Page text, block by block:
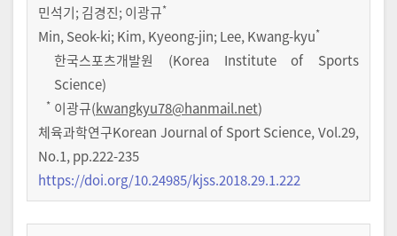
민석기;김경진;이광규*
Min, Seok-ki; Kim, Kyeong-jin; Lee, Kwang-kyu*
한국스포츠개발원 (Korea Institute of Sports
Science)
* 이광규(kwangkyu78@hanmail.net)
체육과학연구Korean Journal of Sport Science,Vol.29,
No.1,pp.222-235
https://doi.org/10.24985/kjss.2018.29.1.222